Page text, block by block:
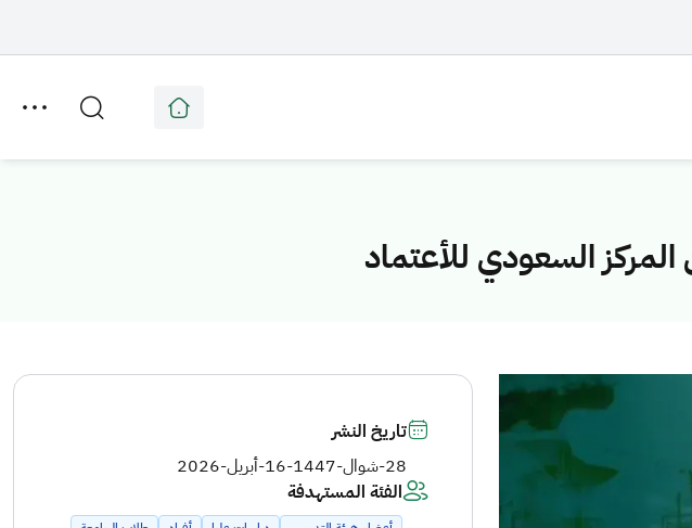
السعودي للأعتماد
تاريخ النشر
28-شوال-1447
-16-أبريل-2026
الفئة المستهدفة